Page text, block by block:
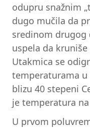
odupru snažnim
dugo mučila da
sredinom drugog
uspela da
Utakmica se
temperaturama
blizu 40 stepeni
je temperatura
U prvom